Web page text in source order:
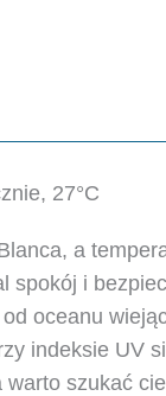
27°C
a
spokój i
oceanu
indeksie UV
szukać